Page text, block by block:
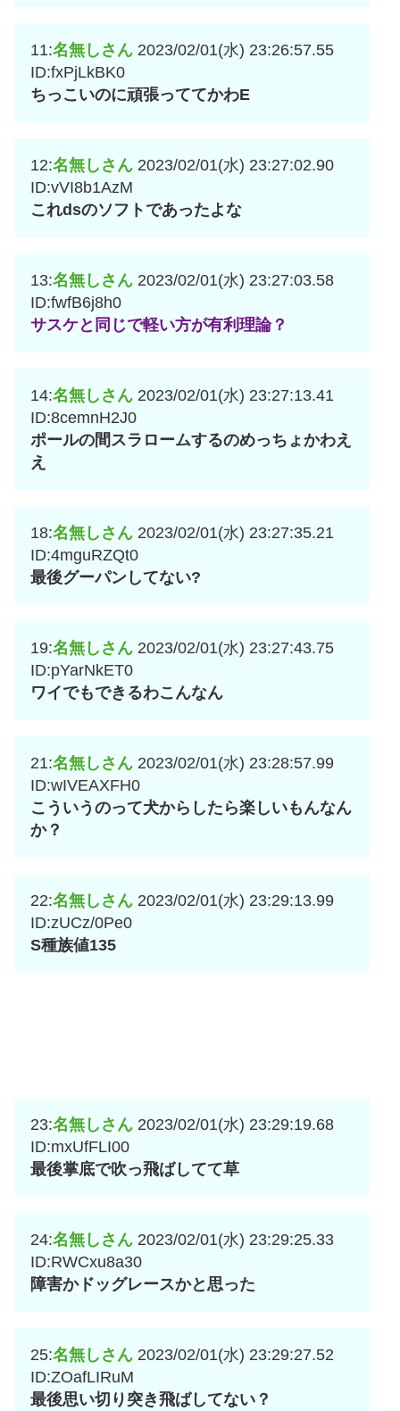
11:名無しさん 2023/02/01(水) 23:26:57.55
ID:fxPjLkBK0
ちっこいのに頑張っててかわE
12:名無しさん 2023/02/01(水) 23:27:02.90
ID:vVI8b1AzM
これdsのソフトであったよな
13:名無しさん 2023/02/01(水) 23:27:03.58
ID:fwfB6j8h0
サスケと同じで軽い方が有利理論？
14:名無しさん 2023/02/01(水) 23:27:13.41
ID:8cemnH2J0
ポールの間スラロームするのめっちょかわえ
え
18:名無しさん 2023/02/01(水) 23:27:35.21
ID:4mguRZQt0
最後グーパンしてない?
19:名無しさん 2023/02/01(水) 23:27:43.75
ID:pYarNkET0
ワイでもできるわこんなん
21:名無しさん 2023/02/01(水) 23:28:57.99
ID:wIVEAXFH0
こういうのって犬からしたら楽しいもんなん
か？
22:名無しさん 2023/02/01(水) 23:29:13.99
ID:zUCz/0Pe0
S種族値135
23:名無しさん 2023/02/01(水) 23:29:19.68
ID:mxUfFLI00
最後掌底で吹っ飛ばしてて草
24:名無しさん 2023/02/01(水) 23:29:25.33
ID:RWCxu8a30
障害かドッグレースかと思った
25:名無しさん 2023/02/01(水) 23:29:27.52
ID:ZOafLIRuM
最後思い切り突き飛ばしてない？